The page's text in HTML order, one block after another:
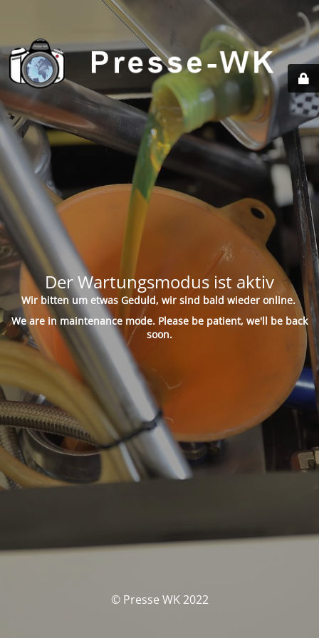
Der Wartungsmodus ist aktiv
Wir bitten um etwas Geduld, wir sind bald wieder online.
We are in maintenance mode. Please be patient, we'll be back
soon.
© Presse WK 2022